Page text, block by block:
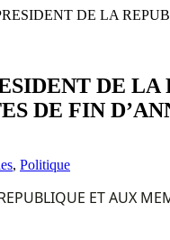
DE LA
DE
DE FIN
, Politique
ET AUX